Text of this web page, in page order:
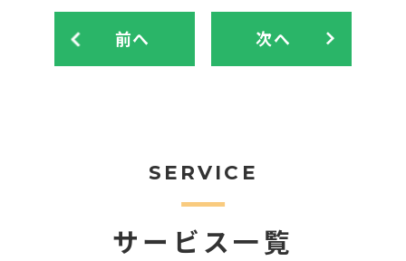
前へ 次へ
SERVICE
サービス一覧